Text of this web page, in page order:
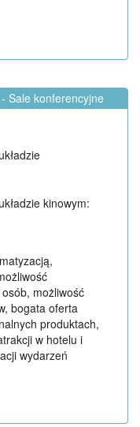
Sale konferencyjne
kinowym:
możliwość
bogata oferta
produktach,
w hotelu i
wydarzeń